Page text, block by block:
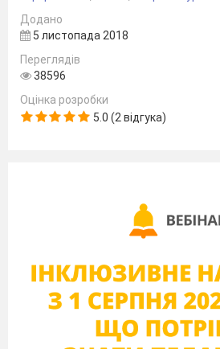
Додано
5 листопада 2018
Переглядів
38596
Оцінка розробки
5.0 (2 відгука)